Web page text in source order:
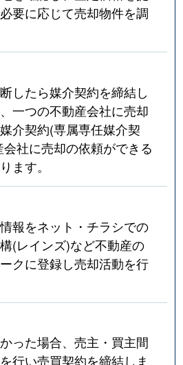
要に応じて売却物件を調
したら媒介契約を締結し
一つの不動産会社に売却
介契約(専属専任媒介契
社に売却の依頼ができる
ます。
報をネット・チラシでの
(レインズ)など不動産の
クに登録し売却活動を行
った場合、売主・買主間
行い売買契約を締結しま